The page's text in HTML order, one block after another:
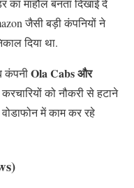
का माहौल बनता दिखाई दे
जैसी बड़ी कंपनियों ने
दिया था.
कंपनीOla Cabs और
को नौकरी से हटाने
में काम कर रहे